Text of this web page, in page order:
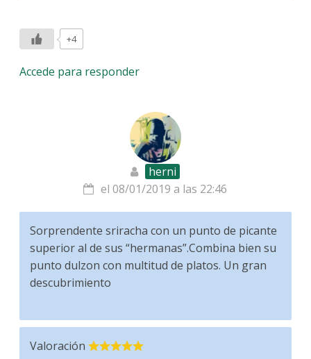
+4
Accede para responder
herni
el 08/01/2019 a las 22:46
Sorprendente sriracha con un punto de picante
superior al de sus “hermanas”.Combina bien su
punto dulzon con multitud de platos. Un gran
descubrimiento
Valoración